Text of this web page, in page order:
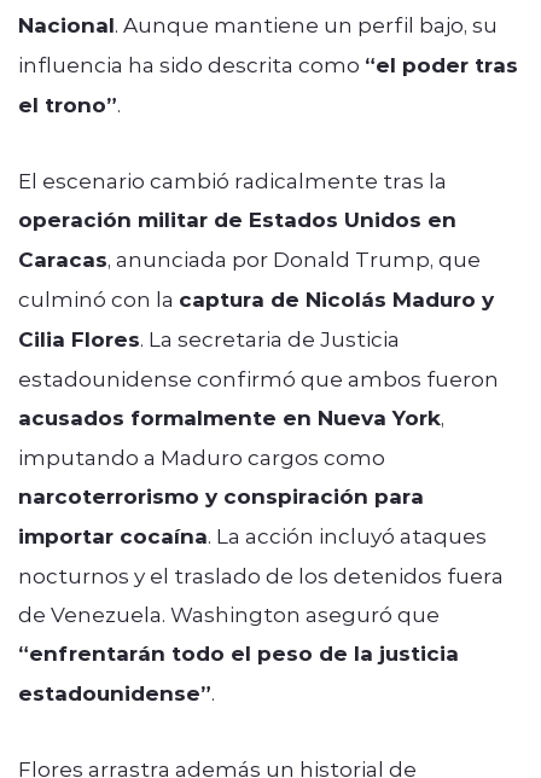
Nacional. Aunque mantiene un perfil bajo, su
influencia ha sido descrita como “el poder tras
el trono”.
El escenario cambió radicalmente tras la
operación militar de Estados Unidos en
Caracas, anunciada por Donald Trump, que
culminó con la captura de Nicolás Maduro y
Cilia Flores. La secretaria de Justicia
estadounidense confirmó que ambos fueron
acusados formalmente en Nueva York,
imputando a Maduro cargos como
narcoterrorismo y conspiración para
importar cocaína. La acción incluyó ataques
nocturnos y el traslado de los detenidos fuera
de Venezuela. Washington aseguró que
“enfrentarán todo el peso de la justicia
estadounidense”.
Flores arrastra además un historial de